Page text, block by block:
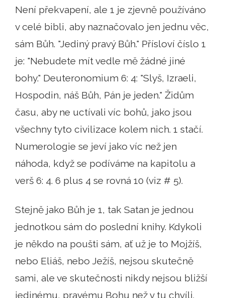
Není překvapení, ale 1 je zjevně používáno
v celé bibli, aby naznačovalo jen jednu věc,
sám Bůh. "Jediný pravý Bůh." Přísloví číslo 1
je: "Nebudete mít vedle mě žádné jiné
bohy." Deuteronomium 6: 4: "Slyš, Izraeli,
Hospodin, náš Bůh, Pán je jeden." Židům
času, aby ne uctívali víc bohů, jako jsou
všechny tyto civilizace kolem nich. 1 stačí.
Numerologie se jeví jako víc než jen
náhoda, když se podíváme na kapitolu a
verš 6: 4. 6 plus 4 se rovná 10 (viz # 5).
Stejně jako Bůh je 1, tak Satan je jednou
jednotkou sám do poslední knihy. Kdykoli
je někdo na poušti sám, ať už je to Mojžíš,
nebo Eliáš, nebo Ježíš, nejsou skutečně
sami, ale ve skutečnosti nikdy nejsou bližší
jedinému, pravému Bohu než v tu chvíli.